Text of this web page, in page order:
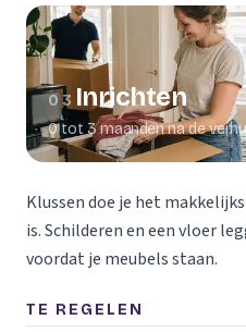
03 Inrichten
0 tot 3 maanden na de
Klussen doe je het
is. Schilderen en een vloer
voordat je meubels staan.
TE REGELEN